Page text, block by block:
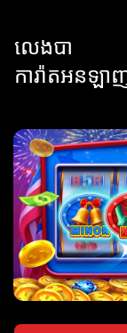
លេងបា
ការ៉ាតអនឡា